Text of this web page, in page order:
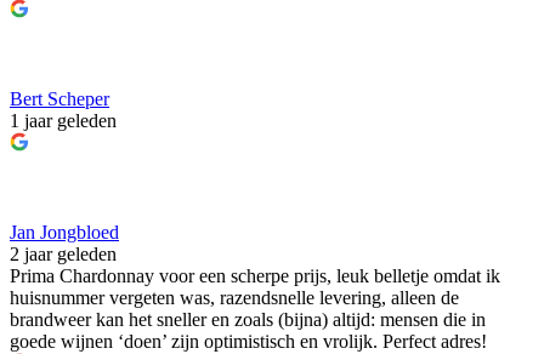
Bert Scheper
1 jaar geleden
Jan Jongbloed
2 jaar geleden
Prima Chardonnay voor een scherpe prijs, leuk belletje omdat ik
huisnummer vergeten was, razendsnelle levering, alleen de
brandweer kan het sneller en zoals (bijna) altijd: mensen die in
goede wijnen ‘doen’ zijn optimistisch en vrolijk. Perfect adres!